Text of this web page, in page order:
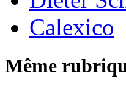
Calexico
Même